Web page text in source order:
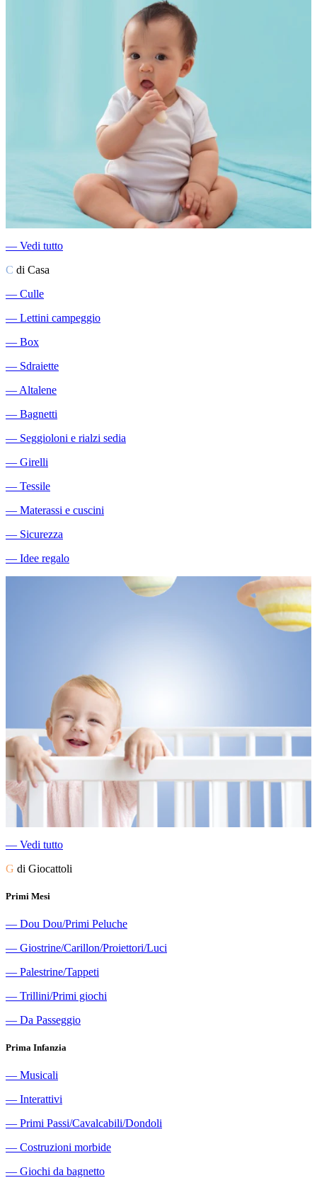
― Vedi tutto
C di Casa
― Culle
― Lettini campeggio
― Box
― Sdraiette
―Altalene
― Bagnetti
― Seggioloni e rialzi sedia
― Girelli
― Tessile
― Materassi e cuscini
― Sicurezza
― Idee regalo
― Vedi tutto
G di Giocattoli
Primi Mesi
― Dou Dou/Primi Peluche
― Giostrine/Carillon/Proiettori/Luci
― Palestrine/Tappeti
― Trillini/Primi giochi
― Da Passeggio
Prima Infanzia
― Musicali
― Interattivi
― Primi Passi/Cavalcabili/Dondoli
― Costruzioni morbide
― Giochi da bagnetto